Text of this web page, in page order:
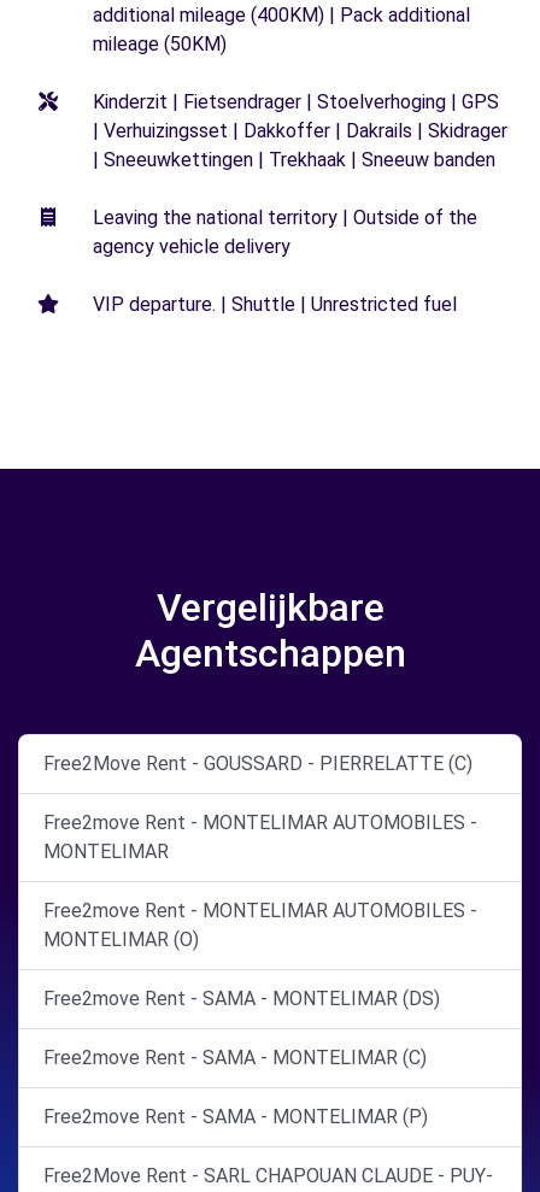
additional mileage (400KM) | Pack additional
mileage (50KM)
Kinderzit | Fietsendrager | Stoelverhoging | GPS
| Verhuizingsset | Dakkoffer | Dakrails | Skidrager
| Sneeuwkettingen | Trekhaak | Sneeuw banden
Leaving the national territory | Outside of the
agency vehicle delivery
VIP departure. | Shuttle | Unrestricted fuel
Vergelijkbare
Agentschappen
Free2Move Rent - GOUSSARD - PIERRELATTE (C)
Free2move Rent - MONTELIMAR AUTOMOBILES -
MONTELIMAR
Free2move Rent - MONTELIMAR AUTOMOBILES -
MONTELIMAR (O)
Free2move Rent - SAMA - MONTELIMAR (DS)
Free2move Rent - SAMA - MONTELIMAR (C)
Free2move Rent - SAMA - MONTELIMAR (P)
Free2Move Rent - SARL CHAPOUAN CLAUDE - PUY-